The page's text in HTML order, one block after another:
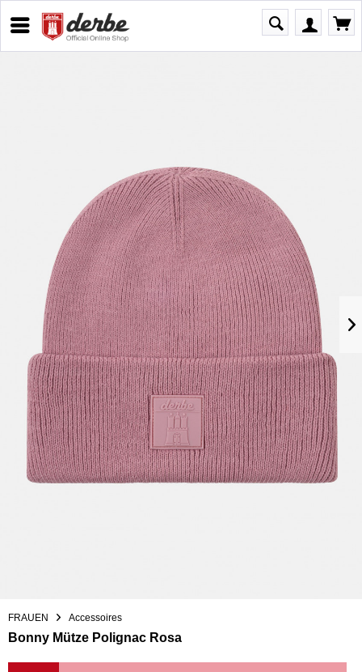
FRAUEN Accessoires
Bonny Mütze Polignac Rosa